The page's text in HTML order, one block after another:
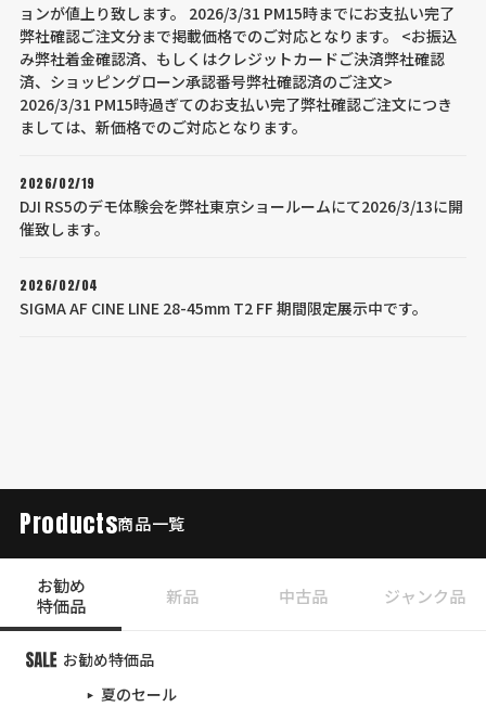
ョンが値上り致します。 2026/3/31 PM15時までにお支払い完了
弊社確認ご注文分まで掲載価格でのご対応となります。 <お振込
み弊社着金確認済、もしくはクレジットカードご決済弊社確認
済、ショッピングローン承認番号弊社確認済のご注文>
2026/3/31 PM15時過ぎてのお支払い完了弊社確認ご注文につき
ましては、新価格でのご対応となります。
2026/02/19
DJI RS5のデモ体験会を弊社東京ショールームにて2026/3/13に開
催致します。
2026/02/04
SIGMA AF CINE LINE 28-45mm T2 FF 期間限定展示中です。
Products商品一覧
お勧め
特価品
新品 中古品 ジャンク品
お勧め特価品
夏のセール